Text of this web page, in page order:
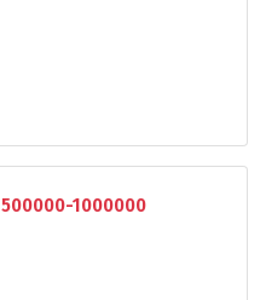
500000-1000000